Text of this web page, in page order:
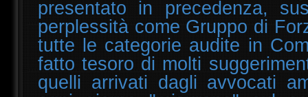
presentato in precedenza,
perplessità come Gruppo di
tutte le categorie audite in
fatto tesoro di molti
quelli arrivati dagli avvocati